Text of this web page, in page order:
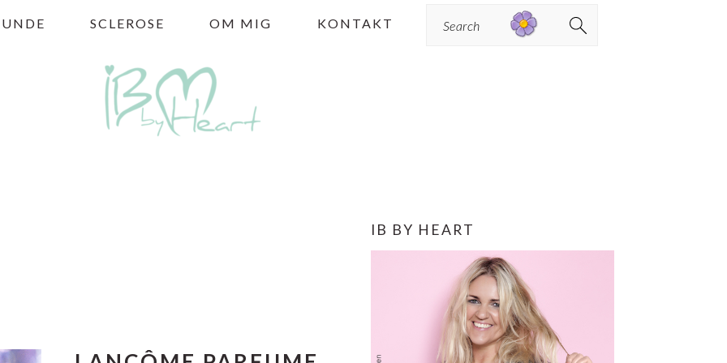
SCLEROSE OM MIG KONTAKT
PRIMÆR
IB BY HEART